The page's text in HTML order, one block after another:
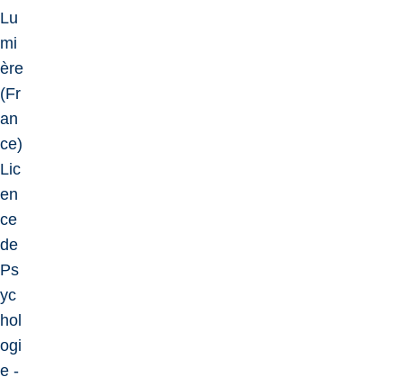
Lu
mi
ère
(Fr
an
ce)
Lic
en
ce
de
Ps
yc
hol
ogi
e -